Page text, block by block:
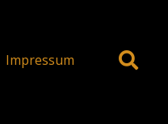
Impressum